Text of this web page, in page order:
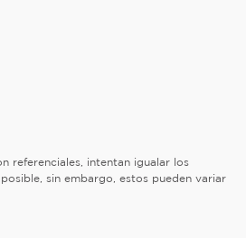
referenciales, intentan igualar los
sin embargo, estos pueden variar